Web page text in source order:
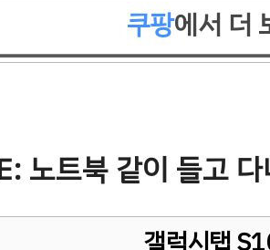
쿠팡에서 더
노트북 같이 들고